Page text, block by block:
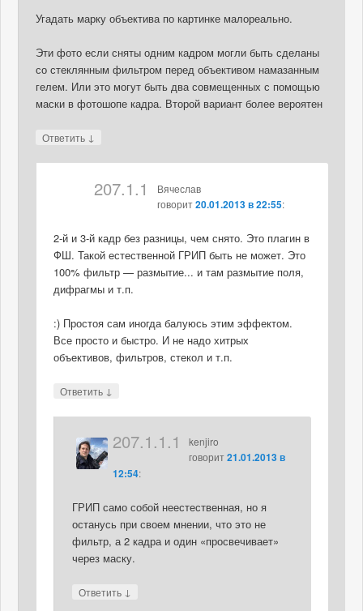
Угадать марку объектива по картинке малореально.
Эти фото если сняты одним кадром могли быть сделаны
со стеклянным фильтром перед объективом намазанным
гелем. Или это могут быть два совмещенных с помощью
маски в фотошопе кадра. Второй вариант более вероятен
Ответить ↓
207.1.1
Вячеслав
говорит 20.01.2013 в 22:55:
2-й и 3-й кадр без разницы, чем снято. Это плагин в
ФШ. Такой естественной ГРИП быть не может. Это
100% фильтр — размытие... и там размытие поля,
дифрагмы и т.п.
:) Простоя сам иногда балуюсь этим эффектом.
Все просто и быстро. И не надо хитрых
объективов, фильтров, стекол и т.п.
Ответить ↓
207.1.1.1
kenjiro
говорит21.01.2013 в
12:54:
ГРИП само собой неестественная, но я
останусь при своем мнении, что это не
фильтр, а 2 кадра и один «просвечивает»
через маску.
Ответить ↓